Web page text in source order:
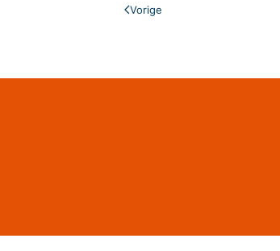
Vorige